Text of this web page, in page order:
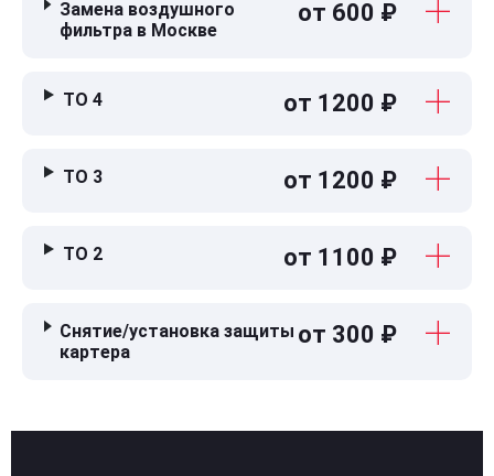
Замена воздушного
фильтра в Москве
от 600 ₽
ТО 4 от 1200 ₽
ТО 3 от 1200 ₽
ТО 2 от 1100 ₽
Снятие/установка защиты
картера
от 300 ₽